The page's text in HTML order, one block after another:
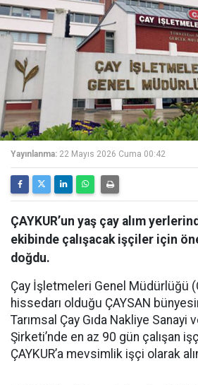
Yayınlanma: 22 Mayıs 2026 Cuma 00:42
ÇAYKUR’un yaş çay alım
ekibinde çalışacak işçiler için
doğdu.
Çay İşletmeleri Genel Müdürlüğü
hissedarı olduğu ÇAYSAN
Tarımsal Çay Gıda Nakliye Sanayi
Şirketi’nde en az 90 gün çalışan
ÇAYKUR’a mevsimlik işçi olarak